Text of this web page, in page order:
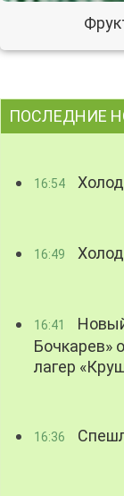
ПОСЛЕДНИЕ
16:54
16:49
16:41
Бочкарев»
лагер
16:36